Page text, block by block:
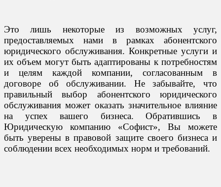
Это лишь некоторые из возможных услуг,
предоставляемых нами в рамках абонентского
юридического обслуживания. Конкретные услуги и
их объем могут быть адаптированы к потребностям
и целям каждой компании, согласованным в
договоре об обслуживании. Не забывайте, что
правильный выбор абонентского юридического
обслуживания может оказать значительное влияние
на успех вашего бизнеса. Обратившись в
Юридическую компанию «Софист», Вы можете
быть уверены в правовой защите своего бизнеса и
соблюдении всех необходимых норм и требований.